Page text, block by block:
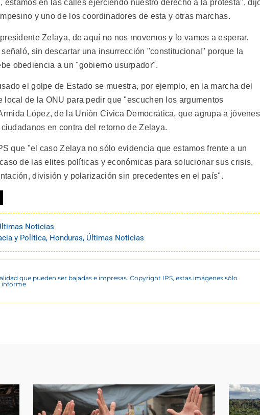
estamos en las calles ejerciendo nuestro derecho a la protesta",
y uno de los coordinadores de esta y otras marchas.
Zelaya, de aquí no nos movemos y lo vamos a esperar.
sin descartar una insurrección "constitucional" porque la
obediencia a un "gobierno usurpador".
el golpe de Estado se muestra, por ejemplo, en la marcha del
local de la ONU para pedir que "escuchen los argumentos
López, de la Unión Cívica Democrática, que agrupa a
en contra del retorno de Zelaya.
que "el caso Zelaya no sólo evidencia que estamos frente a un
de las elites políticas y económicas para solucionar sus crisis,
división y polarización sin precedentes en el país".
Noticias
y Política, Honduras, Últimas Noticias
que pueden ser bajadas e impresas. Copyright IPS, estas imágenes sólo
informe